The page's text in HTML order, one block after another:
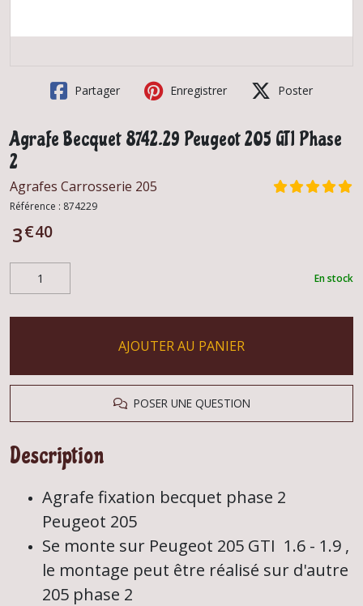
Partager Enregistrer Poster
Agrafe Becquet 8742.29 Peugeot 205 GTI Phase
2
Agrafes Carrosserie 205
Référence : 874229
3€40
En stock
AJOUTER AU PANIER
POSER UNE QUESTION
Description
Agrafe fixation becquet phase 2
Peugeot 205
Se monte sur Peugeot 205 GTI 1.6 - 1.9 ,
le montage peut être réalisé sur d'autre
205 phase 2